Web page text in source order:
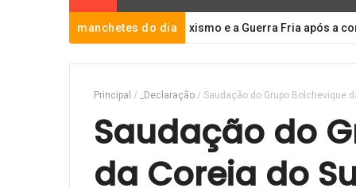
manchetes do dia
_DECLARAÇÃO Marxismo e a Guerra Fria após a
Principal / _Declaração / Saudação do Grupo Bolchevique
Saudação do
da Coreia do